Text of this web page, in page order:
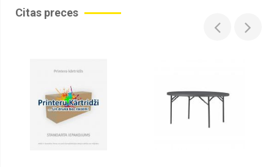
sensori
dzesēšanas,
Radiatori
kondicioniera,
Radiatori
Citas preces